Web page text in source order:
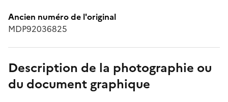
Ancien numéro de l'original
MDP92036825
Description de la photographie ou
du document graphique